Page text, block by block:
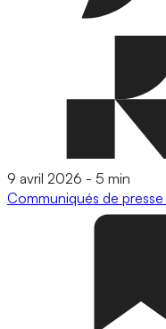
9 avril 2026 - 5 min
Communiqués de presse